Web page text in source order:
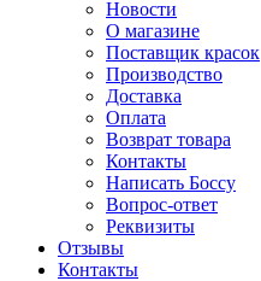
Новости
О магазине
Поставщик красок
Производство
Доставка
Оплата
Возврат товара
Контакты
Написать Боссу
Вопрос-ответ
Реквизиты
Отзывы
Контакты